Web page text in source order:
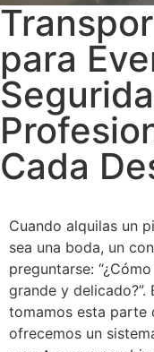
para
Cada
Cuando alquilas un
sea una boda, un
preguntarse:
grande y delicado?”.
tomamos esta parte
ofrecemos un